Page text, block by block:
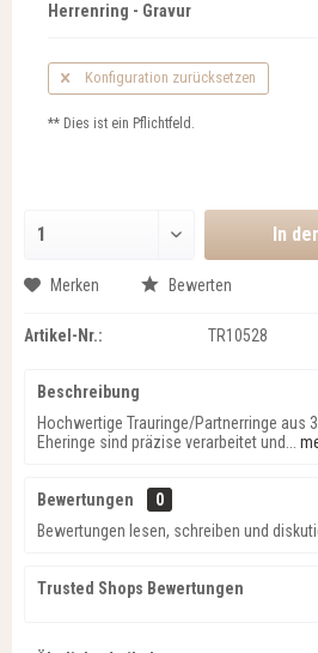
Herrenring - Gravur
Konfiguration zurücksetzen
** Dies ist ein Pflichtfeld.
In
Merken Bewerten
Artikel-Nr.: TR10528
Beschreibung
Hochwertige Trauringe/Partnerringe aus
Eheringe sind präzise verarbeitet und...
Bewertungen
0
Bewertungen lesen, schreiben und
Trusted Shops Bewertungen